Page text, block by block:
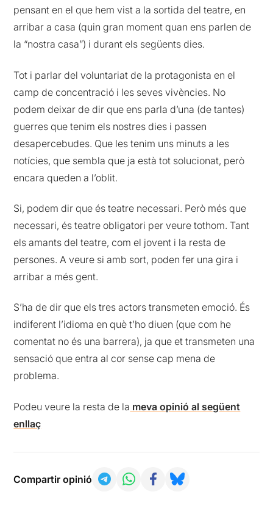
pensant en el que hem vist a la sortida del teatre, en
arribar a casa (quin gran moment quan ens parlen de
la “nostra casa”) i durant els següents dies.
Tot i parlar del voluntariat de la protagonista en el
camp de concentració i les seves vivències. No
podem deixar de dir que ens parla d’una (de tantes)
guerres que tenim els nostres dies i passen
desapercebudes. Que les tenim uns minuts a les
notícies, que sembla que ja està tot solucionat, però
encara queden a l’oblit.
Si, podem dir que és teatre necessari. Però més que
necessari, és teatre obligatori per veure tothom. Tant
els amants del teatre, com el jovent i la resta de
persones. A veure si amb sort, poden fer una gira i
arribar a més gent.
S’ha de dir que els tres actors transmeten emoció. És
indiferent l’idioma en què t’ho diuen (que com he
comentat no és una barrera), ja que et transmeten una
sensació que entra al cor sense cap mena de
problema.
Podeu veure la resta de la meva opinió al següent
enllaç
Compartir opinió